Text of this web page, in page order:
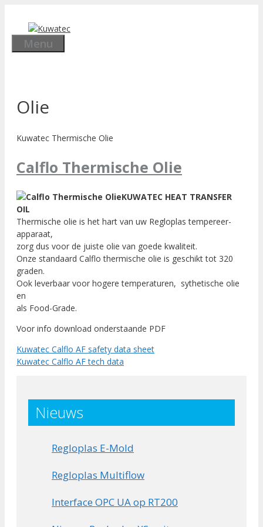
de
inhoudMenu
Olie
Kuwatec Thermische Olie
Calflo Thermische Olie
KUWATEC HEAT TRANSFER
OIL
Thermische olie is het hart van uw Regloplas tempereer-
apparaat,
zorg dus voor de juiste olie van goede kwaliteit.
Onze standaard Calflo thermische olie is geschikt tot 320
graden.
Ook leverbaar voor hogere temperaturen, sythetische olie
en
als Food-Grade.
Voor info download onderstaande PDF
Kuwatec Calflo AF safety data sheet
Kuwatec Calflo AF tech data
Nieuws
Regloplas E-Mold
Regloplas Multiflow
Interface OPC UA op RT200